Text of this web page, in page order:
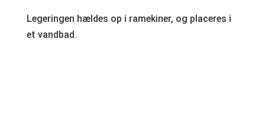
Legeringen hældes op i ramekiner, og placeres i
et vandbad.